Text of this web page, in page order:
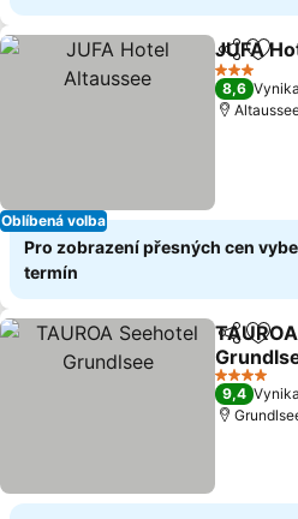
Oblíbená volba
Sdílet
JUFA
3 Počet
8,6
Pro zobrazení přesných cen
termín
Sdílet
Ukázat
4 Počet
9,4